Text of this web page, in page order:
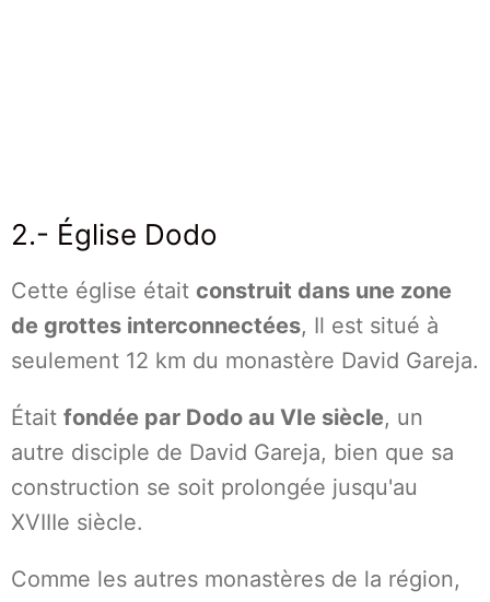
2.- Église Dodo
Cette église était construit dans une zone
de grottes interconnectées, Il est situé à
seulement 12 km du monastère David Gareja.
Était fondée par Dodo au VIe siècle, un
autre disciple de David Gareja, bien que sa
construction se soit prolongée jusqu'au
XVIIIe siècle.
Comme les autres monastères de la région,